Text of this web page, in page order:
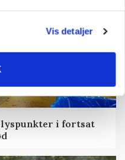
Vis detaljer
i fortsat